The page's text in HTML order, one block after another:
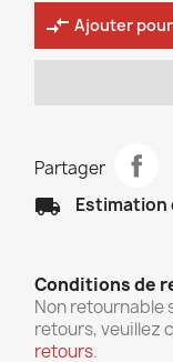
compare_arrows Ajouter
Partager
local_shipping Estimation
Conditions de
Non retournable
retours, veuillez
retours.